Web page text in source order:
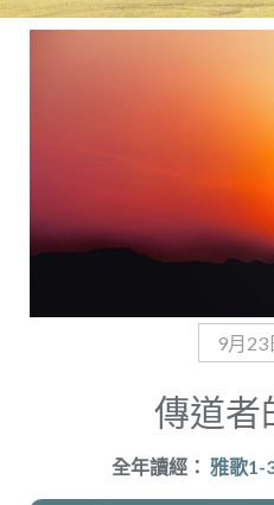
9月23
傳道者
全年讀經： 雅歌1-